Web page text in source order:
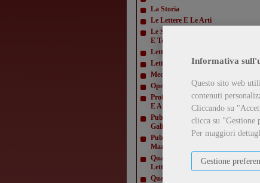
Informativa
Questo sito web
contenuti
Cliccando su
clicca su "Gestione
Per maggiori
Gestione
La Storia
Le Lettere E Le Arti
Le Scienze E La Diffusione
E Tecn
Letteratura Americana
Letture Varie
Mediamorfosi
Opere Di Giacomo Matteotti
Profili E Studi Di Letteratura
E Amer
Pubblicazioni Della Domus
Galilaeana
Pubblicazioni Della Domus
Mazziniana
Quaderni Dell'Istituto Di Lingua E
Letteratur
Quaderni Della Direzione